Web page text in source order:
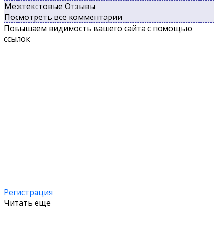
Межтекстовые Отзывы
Посмотреть все комментарии
Повышаем видимость вашего сайта с помощью
ссылок
Регистрация
Читать еще